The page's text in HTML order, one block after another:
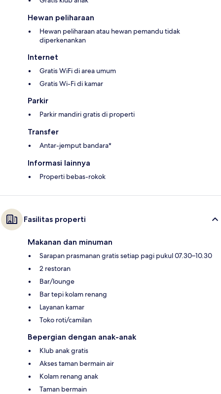
Hewan peliharaan
Hewan peliharaan atau hewan pemandu tidak
diperkenankan
Internet
Gratis WiFi di area umum
Gratis Wi-Fi di kamar
Parkir
Parkir mandiri gratis di properti
Transfer
Antar-jemput bandara*
Informasi lainnya
Properti bebas-rokok
Fasilitas properti
Makanan dan minuman
Sarapan prasmanan gratis setiap pagi pukul 07.30–10.30
2 restoran
Bar/lounge
Bar tepi kolam renang
Layanan kamar
Toko roti/camilan
Bepergian dengan anak-anak
Klub anak gratis
Akses taman bermain air
Kolam renang anak
Taman bermain